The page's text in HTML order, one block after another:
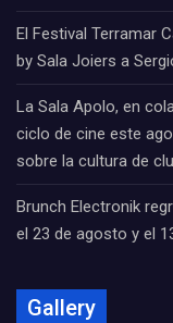
El Festival Terramar
by Sala Joiers a
La Sala Apolo, en
ciclo de cine este
sobre la cultura de
Brunch Electronik
el 23 de agosto y el
Gallery